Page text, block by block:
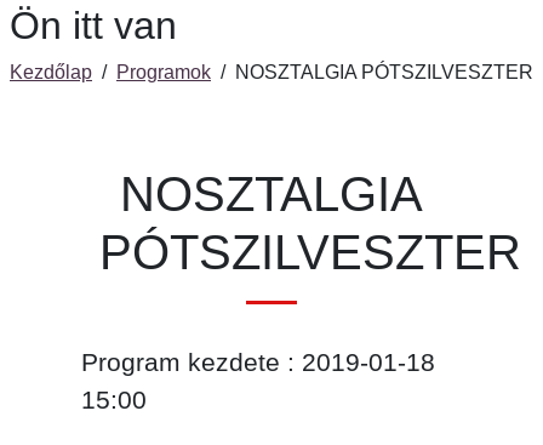
Ön itt van
Kezdőlap / Programok /NOSZTALGIA PÓTSZILVESZTER
NOSZTALGIA
PÓTSZILVESZTER
Program kezdete : 2019-01-18
15:00